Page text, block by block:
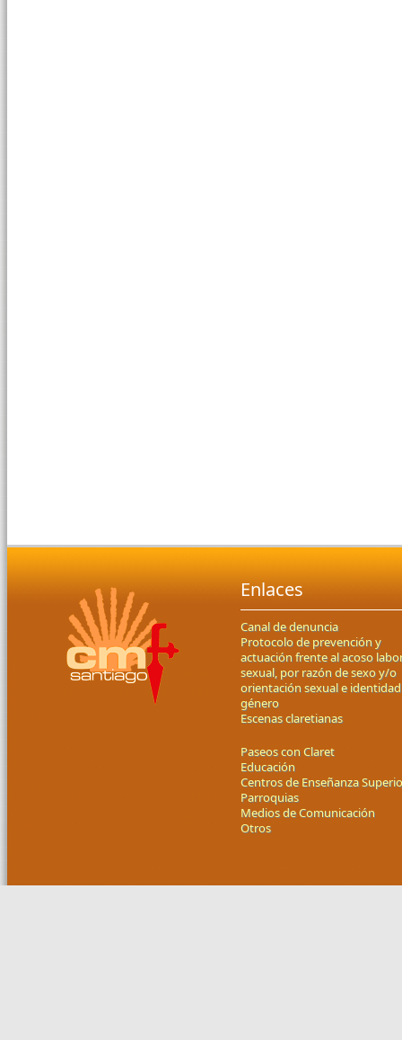
Enlaces
Canal de denuncia
Protocolo de prevención y
actuación frente al acoso
sexual, por razón de sexo y/o
orientación sexual e
género
Escenas claretianas
Paseos con Claret
Educación
Centros de Enseñanza
Parroquias
Medios de Comunicación
Otros